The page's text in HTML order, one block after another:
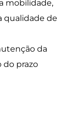
mobilidade,
qualidade de
da
do prazo